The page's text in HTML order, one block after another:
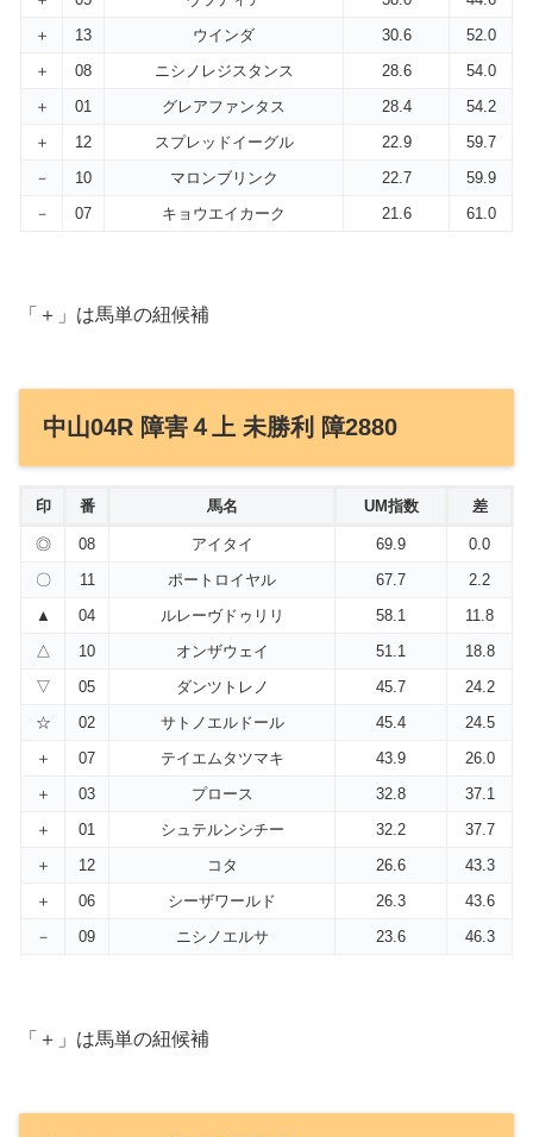
＋
13 ウインダ 30.6
52.0
＋
08 ニシノレジスタンス 28.6
54.0
＋
01 グレアファンタス 28.4
54.2
＋
12 スプレッドイーグル 22.9
59.7
－
10 マロンブリンク 22.7
59.9
－
07 キョウエイカーク 21.6 61.0
「＋」は馬単の紐候補
中山04R 障害４上 未勝利 障2880
印 番 馬名 UM指数 差
◎ 08 アイタイ 69.9
0.0
〇
11 ポートロイヤル 67.7
2.2
▲
04 ルレーヴドゥリリ 58.1
11.8
△
10 オンザウェイ 51.1
18.8
▽
05 ダンツトレノ 45.7
24.2
☆
02 サトノエルドール 45.4
24.5
＋
07 テイエムタツマキ 43.9
26.0
＋
03 プロース 32.8
37.1
＋
01 シュテルンシチー 32.2
37.7
＋
12 コタ 26.6
43.3
＋
06 シーザワールド 26.3
43.6
－
09 ニシノエルサ 23.6 46.3
「＋」は馬単の紐候補